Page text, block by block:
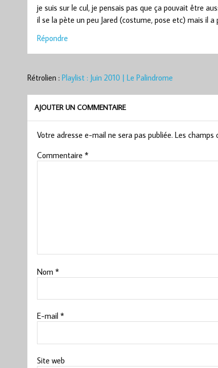
je suis sur le cul, je pensais pas que ça pouvait être
il se la pète un peu Jared (costume, pose etc) mais il a
Répondre
Rétrolien : Playlist : Juin 2010 | Le Palindrome
AJOUTER UN COMMENTAIRE
Votre adresse e-mail ne sera pas publiée. Les champs
Commentaire *
Nom *
E-mail *
Site web